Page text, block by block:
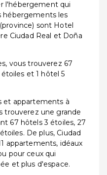
l'hébergement qui
hébergements les
sont Hotel
Ciudad Real et Doña
vous trouverez 67
et 1 hôtel 5
et appartements à
trouverez une grande
67 hôtels 3 étoiles, 27
De plus, Ciudad
appartements, idéaux
pour ceux qui
et plus d'espace.